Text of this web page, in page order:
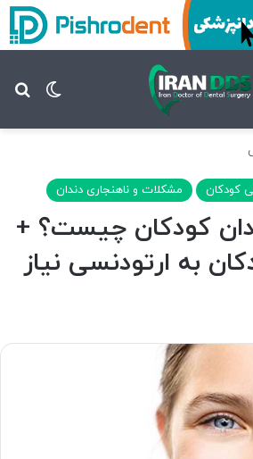
تغییر
کودکان مشکلات و ناهنجاری دندان
کودکان چیست؟ +
به ارتودنسی نیاز